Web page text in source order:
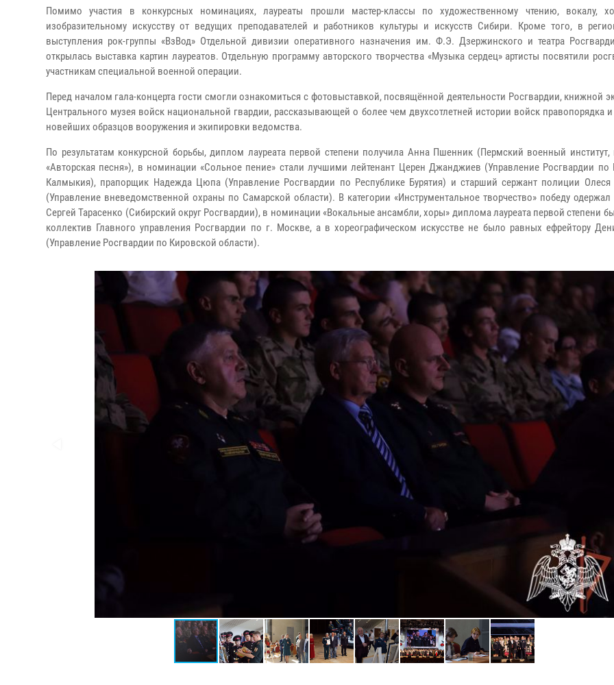
Помимо участия в конкурсных номинациях, лауреаты прошли мастер-классы по художественному чтению, вокалу,
изобразительному искусству от ведущих преподавателей и работников культуры и искусств Сибири. Кроме того, в
выступления рок-группы «ВзВод» Отдельной дивизии оперативного назначения им. Ф.Э. Дзержинского и театра
открылась выставка картин лауреатов. Отдельную программу авторского творчества «Музыка сердец» артисты посвятили
участникам специальной военной операции.
Перед началом гала-концерта гости смогли ознакомиться с фотовыставкой, посвящённой деятельности Росгвардии, книжной
Центрального музея войск национальной гвардии, рассказывающей о более чем двухсотлетней истории войск правопорядка
новейших образцов вооружения и экипировки ведомства.
По результатам конкурсной борьбы, диплом лауреата первой степени получила Анна Пшенник (Пермский военный
«Авторская песня»), в номинации «Сольное пение» стали лучшими лейтенант Церен Джанджиев (Управление Росгвардии по
Калмыкия), прапорщик Надежда Цюпа (Управление Росгвардии по Республике Бурятия) и старший сержант полиции Олеся
(Управление вневедомственной охраны по Самарской области). В категории «Инструментальное творчество» победу
Сергей Тарасенко (Сибирский округ Росгвардии), в номинации «Вокальные ансамбли, хоры» диплома лауреата первой степени
коллектив Главного управления Росгвардии по г. Москве, а в хореографическом искусстве не было равных ефрейтору
(Управление Росгвардии по Кировской области).